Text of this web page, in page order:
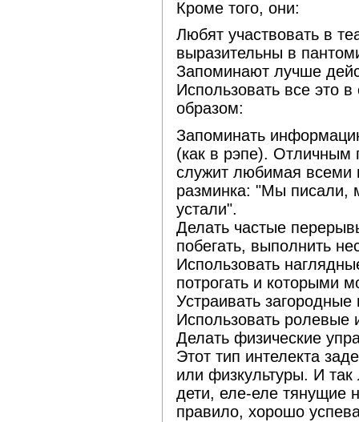
Кроме того, они:
Любят участвовать в
выразительны в
Запоминают лучше
Использовать все это
образом:
Запоминать
(как в рэпе). Отличным
служит любимая всеми
разминка: "Мы писали,
устали".
Делать частые
побегать, выполнить
Использовать
потрогать и которыми
Устраивать загородные
Использовать ролевые
Делать физические
Этот тип интелекта
или физкультуры. И так
дети, еле-еле тянущие
правило, хорошо